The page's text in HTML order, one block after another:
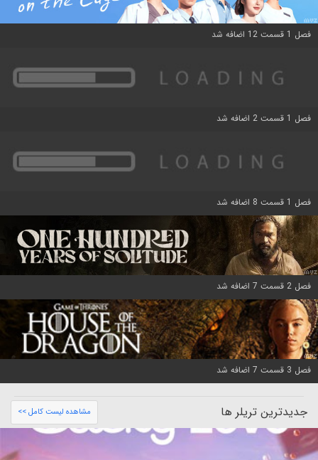
فصل 1 قسمت 12 اضافه شد
فصل 1 قسمت 2 اضافه شد
فصل 1 قسمت 8 اضافه شد
فصل 2 قسمت 7 اضافه شد
فصل 3 قسمت 7 اضافه شد
جدیدترین تریلر ها مشاهده لیست کامل >>